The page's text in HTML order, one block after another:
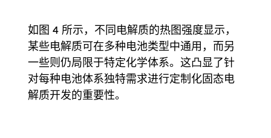
如图 4 所示，不同电解质的热图强度显示，
某些电解质可在多种电池类型中通用，而另
一些则仍局限于特定化学体系。这凸显了针
对每种电池体系独特需求进行定制化固态电
解质开发的重要性。